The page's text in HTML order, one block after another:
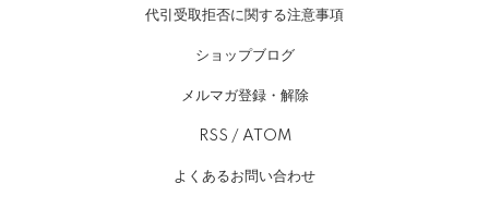
代引受取拒否に関する注意事項
ショップブログ
メルマガ登録・解除
RSS / ATOM
よくあるお問い合わせ